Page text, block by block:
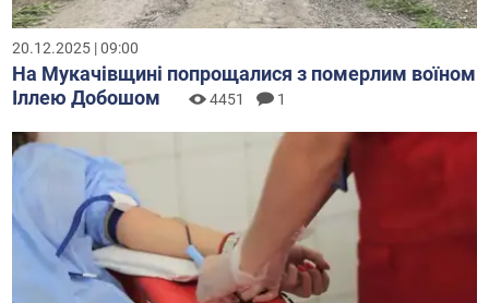
20.12.2025 | 09:00
На Мукачівщині попрощалися з померлим воїном
Іллею Добошом
4451 1